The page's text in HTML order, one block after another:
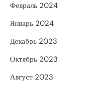
Февраль 2024
Январь 2024
Декабрь 2023
Октябрь 2023
Август 2023